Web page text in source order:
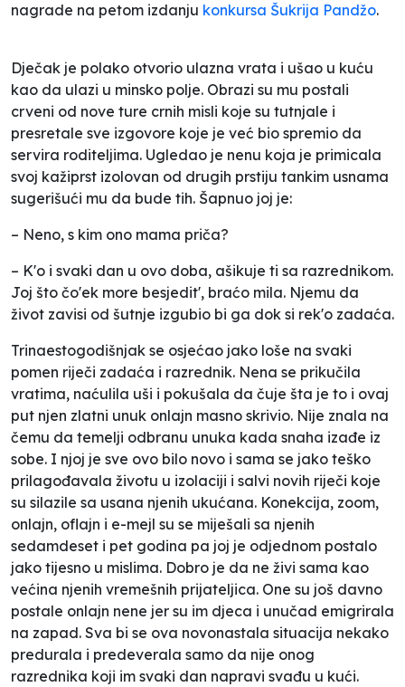
nagrade na petom izdanju konkursa Šukrija Pandžo.
Dječak je polako otvorio ulazna vrata i ušao u kuću
kao da ulazi u minsko polje. Obrazi su mu postali
crveni od nove ture crnih misli koje su tutnjale i
presretale sve izgovore koje je već bio spremio da
servira roditeljima. Ugledao je nenu koja je primicala
svoj kažiprst izolovan od drugih prstiju tankim usnama
sugerišući mu da bude tih. Šapnuo joj je:
– Neno, s kim ono mama priča?
– K'o i svaki dan u ovo doba, ašikuje ti sa razrednikom.
Joj što čo'ek more besjedit', braćo mila. Njemu da
život zavisi od šutnje izgubio bi ga dok si rek'o zadaća.
Trinaestogodišnjak se osjećao jako loše na svaki
pomen riječi zadaća i razrednik. Nena se prikučila
vratima, naćulila uši i pokušala da čuje šta je to i ovaj
put njen zlatni unuk onlajn masno skrivio. Nije znala na
čemu da temelji odbranu unuka kada snaha izađe iz
sobe. I njoj je sve ovo bilo novo i sama se jako teško
prilagođavala životu u izolaciji i salvi novih riječi koje
su silazile sa usana njenih ukućana. Konekcija, zoom,
onlajn, oflajn i e-mejl su se miješali sa njenih
sedamdeset i pet godina pa joj je odjednom postalo
jako tijesno u mislima. Dobro je da ne živi sama kao
većina njenih vremešnih prijateljica. One su još davno
postale onlajn nene jer su im djeca i unučad emigrirala
na zapad. Sva bi se ova novonastala situacija nekako
predurala i predeverala samo da nije onog
razrednika koji im svaki dan napravi svađu u kući.